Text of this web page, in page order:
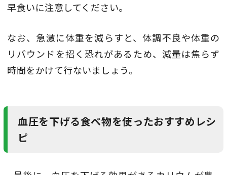
早食いに注意してください。
なお、急激に体重を減らすと、体調不良や体重の
リバウンドを招く恐れがあるため、減量は焦らず
時間をかけて行ないましょう。
血圧を下げる食べ物を使ったおすすめレシ
ピ